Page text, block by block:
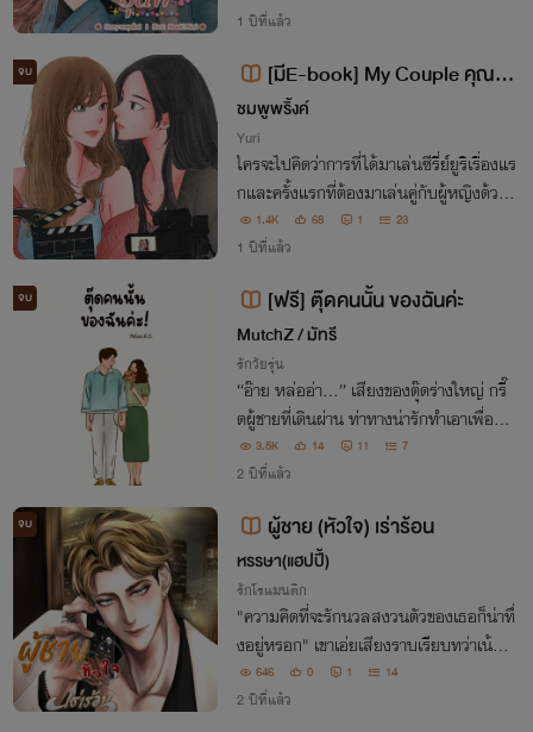
งขึ้นมาเพื่อซ่อนตัวตนที่แท้จริงของเขา แท้จ
1 ปีที่แล้ว
จบ
[มีE-book] My Couple คุณพ
าร์ทเนอร์ ที่รัก
ชมพูพริ้งค์
Yuri
ใครจะไปคิดว่าการที่ได้มาเล่นซีรี่ย์ยูริเรื่องแร
กและครั้งแรกที่ต้องมาเล่นคู่กับผู้หญิงด้วย
กัน จะทำให้ริสาหวั่นไหวได้ขนาดนี้ แล้วต่อไ
ปที่ต้องทำงานร่วมกัน เธอจะรับมือกับหัวใจ
1.4K 68 1 23
1 ปีที่แล้ว
จบ [ฟรี] ตุ๊ดคนนั้น ของฉันค่ะ
MutchZ / มัทรี
รักวัยรุ่น
“อ๊าย หล่ออ่า...” เสียงของตุ๊ดร่างใหญ่ กรี๊
ดผู้ชายที่เดินผ่าน ท่าทางน่ารักทำเอาเพื่อนส
าวใจเต้นตึกตัก ...ทำยังไงดี... ทำไมเธอต้อ
งชอบตุ๊ดที่ไม่คิดจะมองผู้หญิงด้วยนะ
3.5K 14 11 7
2 ปีที่แล้ว
จบ ผู้ชาย (หัวใจ) เร่าร้อน
หรรษา(แฮปปี้)
รักโรแมนติก
"ความคิดที่จะรักนวลสงวนตัวของเธอก็น่าทึ่
งอยู่หรอก" เขาเอ่ยเสียงราบเรียบทว่าเน้นชั
ดทุกถ้อยคำ "แต่ฉันคิดคนละขั้ว" "..." "เพ
ราะฉะนั้นฉันจะไม่เป็น สุภาพบุรุษ จนกระทั่
646 0 1 14
2 ปีที่แล้ว